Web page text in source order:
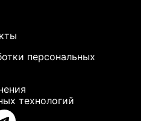
персональных
технологий